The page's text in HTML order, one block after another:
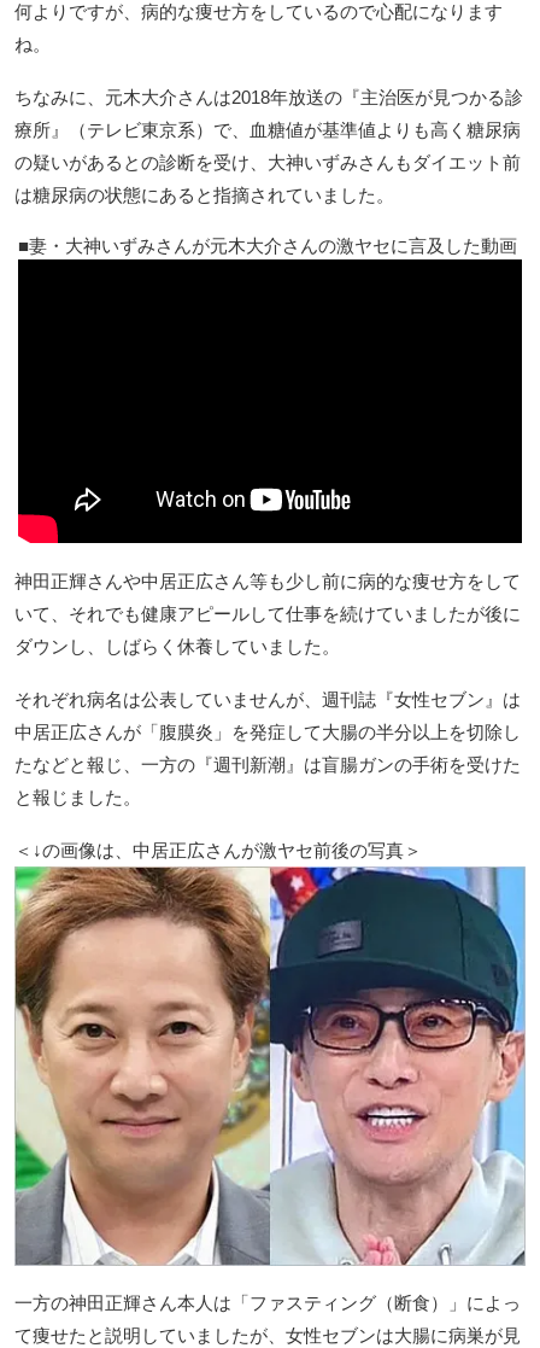
何よりですが、病的な痩せ方をしているので心配になります
ね。
ちなみに、元木大介さんは2018年放送の『主治医が見つかる診
療所』（テレビ東京系）で、血糖値が基準値よりも高く糖尿病
の疑いがあるとの診断を受け、大神いずみさんもダイエット前
は糖尿病の状態にあると指摘されていました。
妻・大神いずみさんが元木大介さんの激ヤセに言及した動画
神田正輝さんや中居正広さん等も少し前に病的な痩せ方をして
いて、それでも健康アピールして仕事を続けていましたが後に
ダウンし、しばらく休養していました。
それぞれ病名は公表していませんが、週刊誌『女性セブン』は
中居正広さんが「腹膜炎」を発症して大腸の半分以上を切除し
たなどと報じ、一方の『週刊新潮』は盲腸ガンの手術を受けた
と報じました。
＜↓の画像は、中居正広さんが激ヤセ前後の写真＞
一方の神田正輝さん本人は「ファスティング（断食）」によっ
て痩せたと説明していましたが、女性セブンは大腸に病巣が見